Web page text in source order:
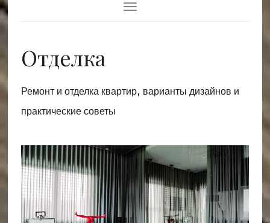
Toggle
Navigation
Отделка
Ремонт и отделка квартир, варианты дизайнов и
практические советы